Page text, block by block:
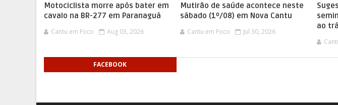
Motociclista morre após bater em
cavalo na BR-277 em Paranaguá
Cantu em Foco Aug 03, 2026
Mutirão de saúde acontece neste
sábado (1º/08) em Nova Cantu
Cantu em Foco Jul 30, 2026
ao
FACEBOOK